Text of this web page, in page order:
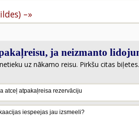
–»
ja neizmanto
uz nākamo reisu. Pirkšu citas
atceļ atpakaļreisa rezervāciju
iespeejas jau izsmeeli?